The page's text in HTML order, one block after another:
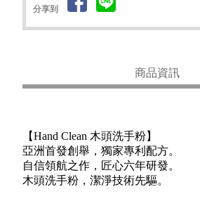
分享到
商品資訊
【Hand Clean 木頭洗手粉】
亞洲首發創舉，獨家專利配方。
自信領航之作，匠心六年研發。
木頭洗手粉，潔淨技術先驅。